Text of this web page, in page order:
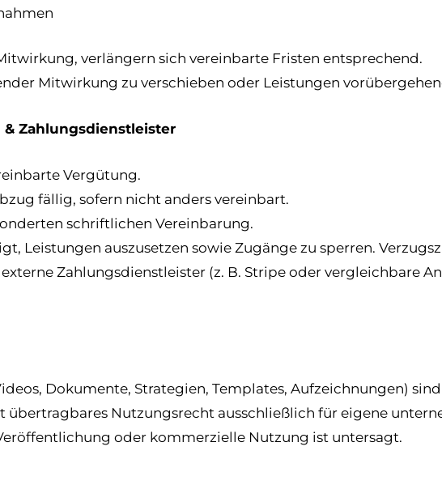
verlängern sich vereinbarte Fristen entsprechend.
Mitwirkung zu verschieben oder Leistungen
Zahlungsdienstleister
Vergütung.
fällig, sofern nicht anders vereinbart.
schriftlichen Vereinbarung.
Leistungen auszusetzen sowie Zugänge zu sperren.
Zahlungsdienstleister (z. B. Stripe oder vergleichbare
Dokumente, Strategien, Templates, Aufzeichnungen)
übertragbares Nutzungsrecht ausschließlich für eigene
oder kommerzielle Nutzung ist untersagt.